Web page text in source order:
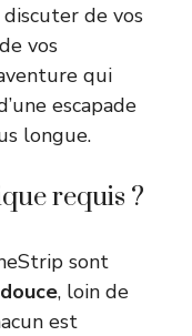
de vos
vos
qui
escapade
longue.
requis ?
sont
, loin de
est